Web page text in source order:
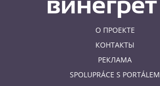
О ПРОЕКТЕ
КОНТАКТЫ
РЕКЛАМА
SPOLUPRÁCE S PORTÁLEM